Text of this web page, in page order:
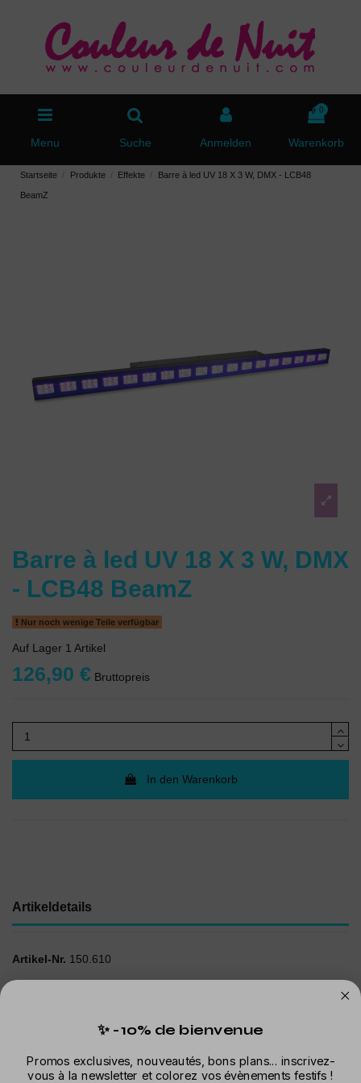
Menu Suche Anmelden
0
Warenkorb
Startseite Produkte Effekte Barre à led UV 18 X 3 W, DMX - LCB48
BeamZ
Barre à led UV 18 X 3 W, DMX
- LCB48 BeamZ
Nur noch wenige Teile verfügbar
Auf Lager 1 Artikel
126,90 € Bruttopreis
In den Warenkorb
Artikeldetails
Artikel-Nr. 150.610
In der gleichen Kategorie
✨ -10% de bienvenue
Promos exclusives, nouveautés, bons plans... inscrivez-
vous à la newsletter et colorez vos évènements festifs !